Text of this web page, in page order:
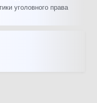
уголовного права